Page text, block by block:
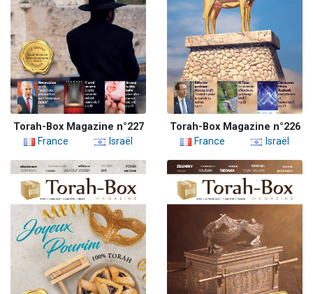
Torah-Box Magazine n°227
France
Israël
Torah-Box Magazine n°226
France
Israël